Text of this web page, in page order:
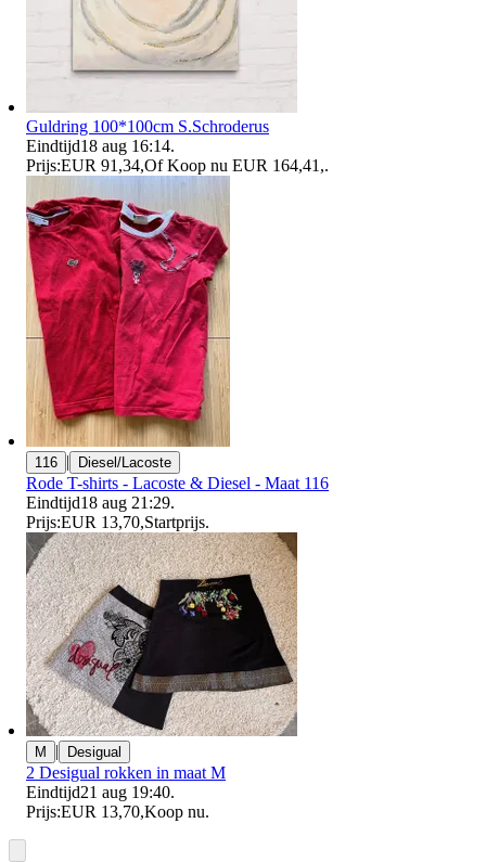
Guldring 100*100cm S.Schroderus
Eindtijd18 aug 16:14.
Prijs:EUR 91,34,Of Koop nu EUR 164,41 ,.
116 | Diesel/Lacoste
Rode T-shirts - Lacoste & Diesel - Maat 116
Eindtijd18 aug 21:29.
Prijs:EUR 13,70,Startprijs.
M | Desigual
2 Desigual rokken in maat M
Eindtijd21 aug 19:40.
Prijs:EUR 13,70,Koop nu.